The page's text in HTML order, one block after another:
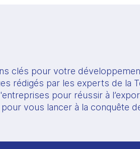
clés pour votre
rédigés par les experts de la
pour réussir à
vous lancer à la conquête